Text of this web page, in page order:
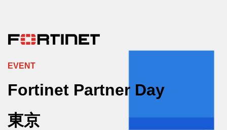
EVENT
Fortinet Partner Day
東京